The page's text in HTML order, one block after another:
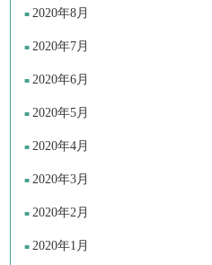
2020年8月
2020年7月
2020年6月
2020年5月
2020年4月
2020年3月
2020年2月
2020年1月